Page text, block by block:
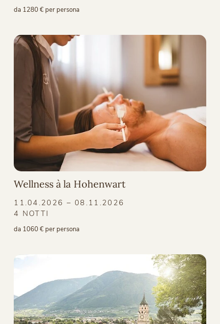
da 1280 € per persona
Wellness à la Hohenwart
11.04.2026 – 08.11.2026
4 NOTTI
da 1060 € per persona